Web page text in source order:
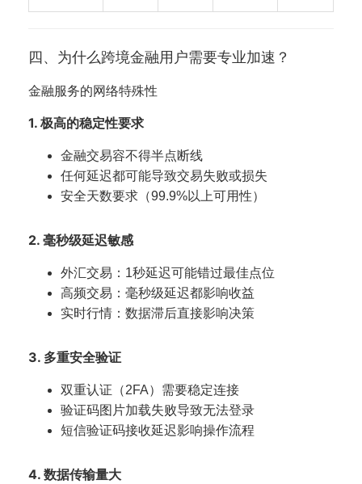
四、为什么跨境金融用户需要专业加速？
金融服务的网络特殊性
1. 极高的稳定性要求
金融交易容不得半点断线
任何延迟都可能导致交易失败或损失
安全天数要求（99.9%以上可用性）
2. 毫秒级延迟敏感
外汇交易：1秒延迟可能错过最佳点位
高频交易：毫秒级延迟都影响收益
实时行情：数据滞后直接影响决策
3. 多重安全验证
双重认证（2FA）需要稳定连接
验证码图片加载失败导致无法登录
短信验证码接收延迟影响操作流程
4. 数据传输量大